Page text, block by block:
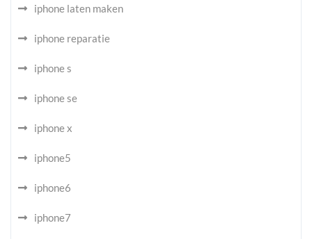
iphone laten maken
iphone reparatie
iphone s
iphone se
iphone x
iphone5
iphone6
iphone7